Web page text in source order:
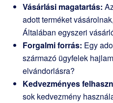
Vásárlási magatartás:
adott terméket
Általában egyszeri
Forgalmi forrás: Egy
származó ügyfelek
elvándorlásra?
Kedvezményes
sok kedvezmény